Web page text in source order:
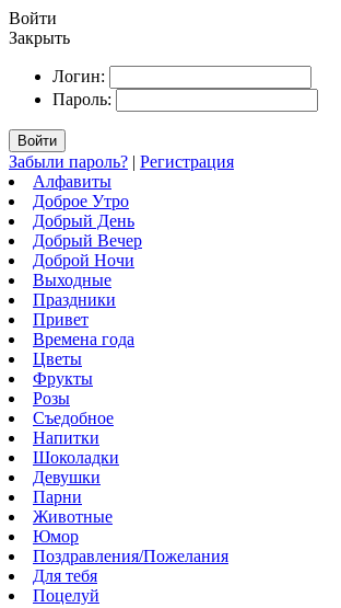
Войти
Закрыть
Логин:
Пароль:
Войти
Забыли пароль? | Регистрация
Алфавиты
Доброе Утро
Добрый День
Добрый Вечер
Доброй Ночи
Выходные
Праздники
Привет
Времена года
Цветы
Фрукты
Розы
Съедобное
Напитки
Шоколадки
Девушки
Парни
Животные
Юмор
Поздравления/Пожелания
Для тебя
Поцелуй